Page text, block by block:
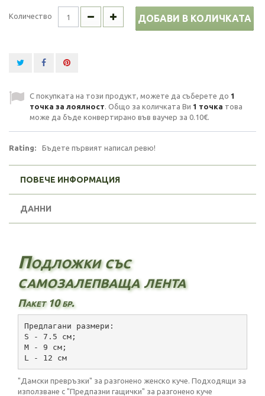
Количество ДОБАВИ В КОЛИЧКАТА
С покупката на този продукт, можете да съберете до 1
точка за лоялност. Общо за количката Ви 1 точка това
може да бъде конвертирано във ваучер за 0.10€.
Rating: Бъдете първият написал ревю!
ПОВЕЧЕ ИНФОРМАЦИЯ
ДАННИ
Подложки със
самозалепваща лента
Пакет 10 бр.
Предлагани размери:
S - 7.5 см;
M - 9 см;
L - 12 см
"Дамски превръзки" за разгонено женско куче. Подходящи за
използване с "Предпазни гащички" за разгонено куче